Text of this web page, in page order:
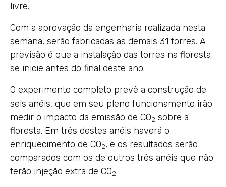
livre.
Com a aprovação da engenharia realizada nesta
semana, serão fabricadas as demais 31 torres. A
previsão é que a instalação das torres na floresta
se inicie antes do final deste ano.
O experimento completo prevê a construção de
seis anéis, que em seu pleno funcionamento irão
medir o impacto da emissão de CO2 sobre a
floresta. Em três destes anéis haverá o
enriquecimento de CO2, e os resultados serão
comparados com os de outros três anéis que não
terão injeção extra de CO2.